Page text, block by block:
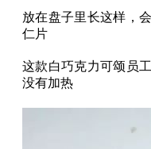
放在盘子里长这样，
仁片
这款白巧克力可颂员
没有加热